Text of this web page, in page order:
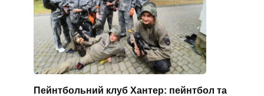
Пейнтбольний клуб Хантер: пейнтбол та